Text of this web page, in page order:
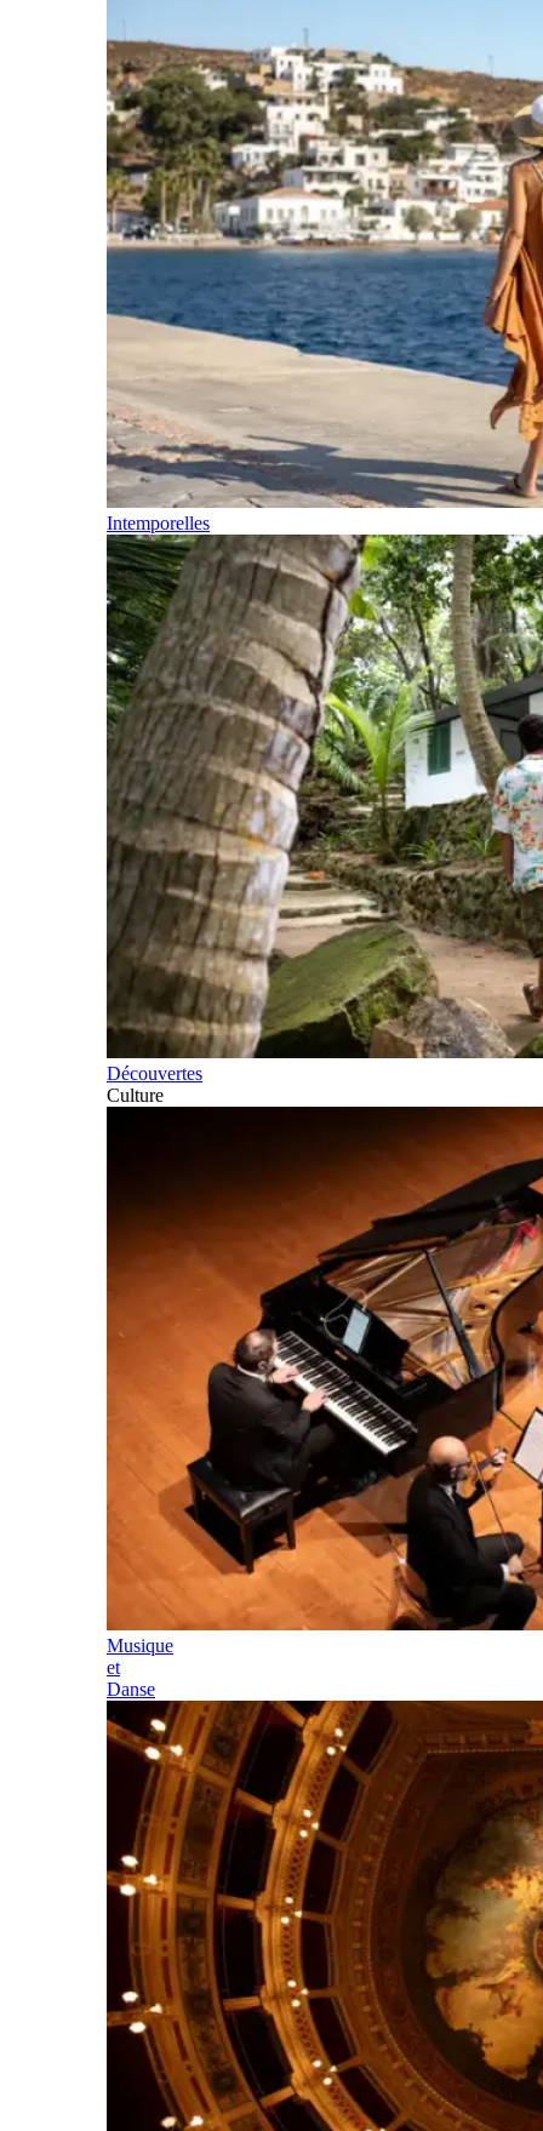
Intemporelles
Découvertes
Culture
Musique
et
Danse